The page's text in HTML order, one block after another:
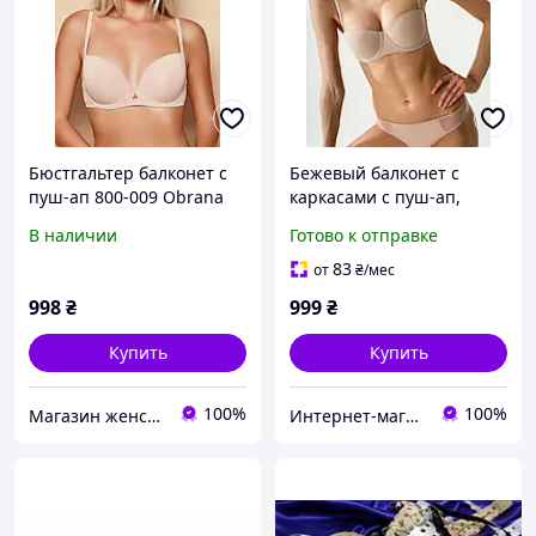
Бюстгальтер балконет с
пуш-ап 800-009 Obrana
В наличии
998₴
Купить
Магазин женского белья - Bretelie 100%
Бежевый балконет с
каркасами с пуш-ап,
обхват на силиконе, 70D,
бежевый
Готово к отправке
от83₴/мес
999₴
Купить
Интернет-магазин "OnLady" 100%